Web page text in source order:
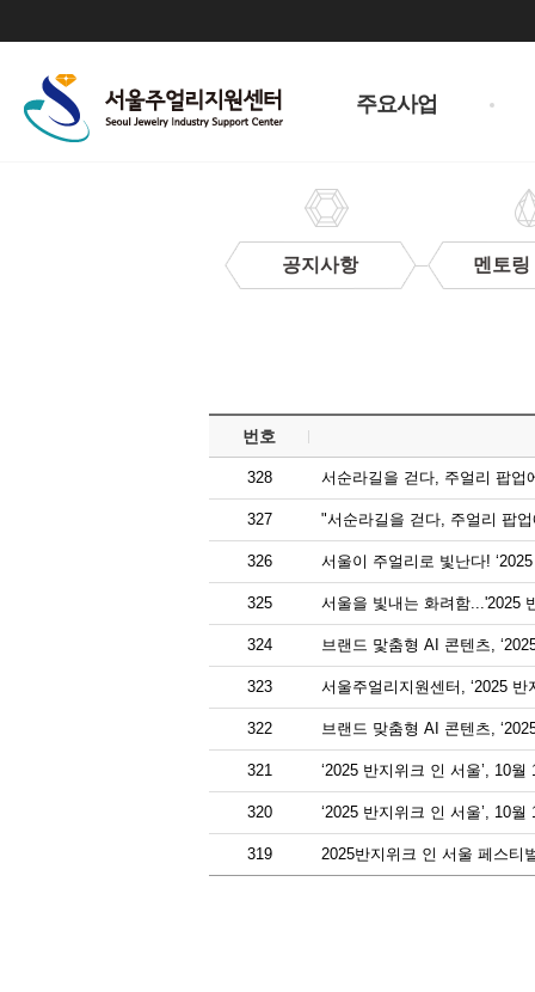
주요사업
공지사항 멘토링
번호
328 서순라길을 걷다, 주얼리 팝업
327 "서순라길을 걷다, 주얼리 팝
326 서울이 주얼리로 빛난다!
325 서울을 빛내는 화려함...'2025
324 브랜드 맟춤형 AI 콘텐츠,
323 서울주얼리지원센터, ‘2025 반
322 브랜드 맞춤형 AI 콘텐츠,
321 ‘2025 반지위크 인 서울’, 10
320 ‘2025 반지위크 인 서울’, 10
319 2025반지위크 인 서울 페스티